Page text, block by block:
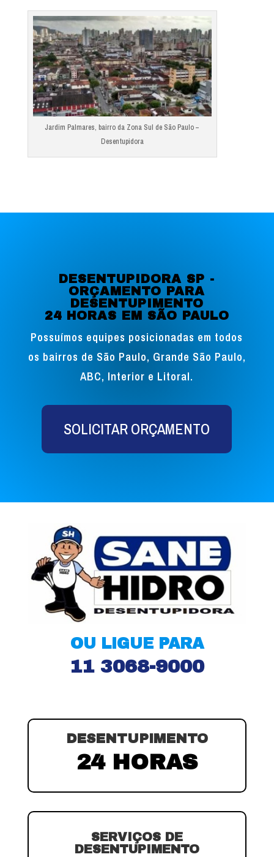
Jardim Palmares, bairro da Zona Sul de São Paulo –
Desentupidora
DESENTUPIDORA SP -
ORÇAMENTO PARA
DESENTUPIMENTO
24 HORAS EM SÃO PAULO
Possuímos equipes posicionadas em todos
os bairros de São Paulo, Grande São Paulo,
ABC, Interior e Litoral.
SOLICITAR ORÇAMENTO
OU LIGUE PARA
11 3068-9000
DESENTUPIMENTO
24 HORAS
SERVIÇOS DE
DESENTUPIMENTO